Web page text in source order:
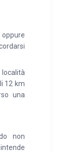
12 km
una
non